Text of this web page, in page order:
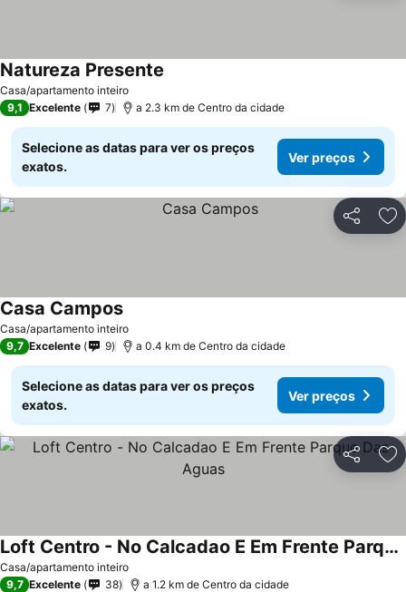
Casa/apartamento inteiro
Natureza Presente
9,1 Excelente 7 a 2.3 km de Centro da cidade
Selecione as datas para ver os preços
exatos.
Ver preços
Partilhar
Casa/apartamento inteiro
Casa Campos
9,7 Excelente 9 a 0.4 km de Centro da cidade
Selecione as datas para ver os preços
exatos.
Ver preços
Partilhar
Casa/apartamento inteiro
Loft Centro - No Calcadao E Em Frente Parque Das Aguas
9,7 Excelente 38 a 1.2 km de Centro da cidade